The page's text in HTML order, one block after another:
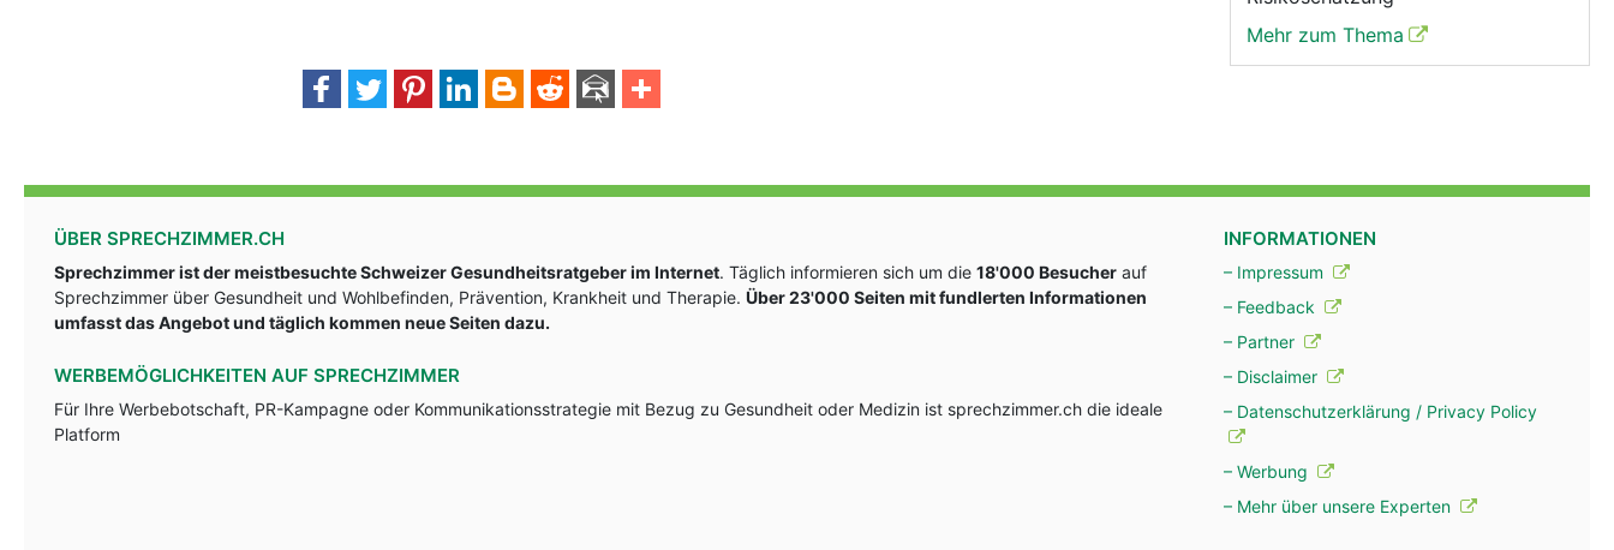
Mehr zum Thema
ÜBER SPRECHZIMMER.CH
Sprechzimmer ist der meistbesuchte Schweizer Gesundheitsratgeber im Internet. Täglich informieren sich um die 18'000 Besucher auf
Sprechzimmer über Gesundheit und Wohlbefinden, Prävention, Krankheit und Therapie. Über 23'000 Seiten mit fundlerten Informationen
umfasst das Angebot und täglich kommen neue Seiten dazu.
WERBEMÖGLICHKEITEN AUF SPRECHZIMMER
Für Ihre Werbebotschaft, PR-Kampagne oder Kommunikationsstrategie mit Bezug zu Gesundheit oder Medizin ist sprechzimmer.ch die ideale
Platform
INFORMATIONEN
– Impressum
– Feedback
– Partner
– Disclaimer
– Datenschutzerklärung / Privacy Policy
– Werbung
– Mehr über unsere Experten